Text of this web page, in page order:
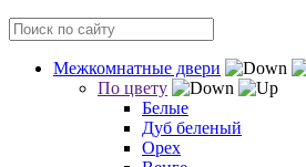
Межкомнатные двери
По цвету
Белые
Дуб беленый
Орех